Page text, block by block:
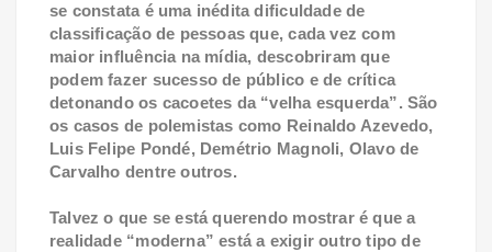
se constata é uma inédita dificuldade de
classificação de pessoas que, cada vez com
maior influência na mídia, descobriram que
podem fazer sucesso de público e de crítica
detonando os cacoetes da “velha esquerda”. São
os casos de polemistas como Reinaldo Azevedo,
Luis Felipe Pondé, Demétrio Magnoli, Olavo de
Carvalho dentre outros.
Talvez o que se está querendo mostrar é que a
realidade “moderna” está a exigir outro tipo de